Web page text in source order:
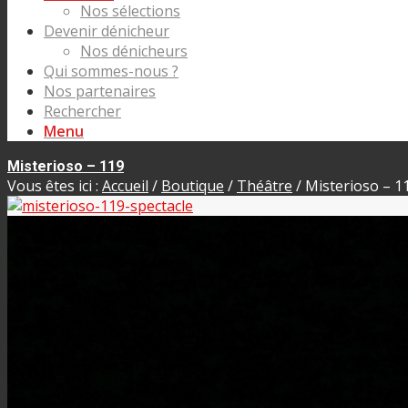
Nos sélections
Devenir dénicheur
Nos dénicheurs
Qui sommes-nous ?
Nos partenaires
Rechercher
Menu
Misterioso – 119
Vous êtes ici : Accueil / Boutique / Théâtre / Misterioso –